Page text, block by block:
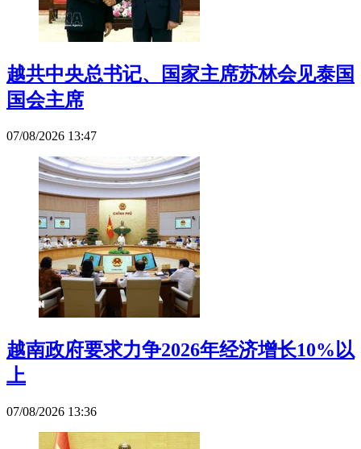
越共中央总书记、国家主席苏林会见泰国
国会主席
07/08/2026 13:47
越南政府要求力争2026年经济增长10%以
上
07/08/2026 13:36